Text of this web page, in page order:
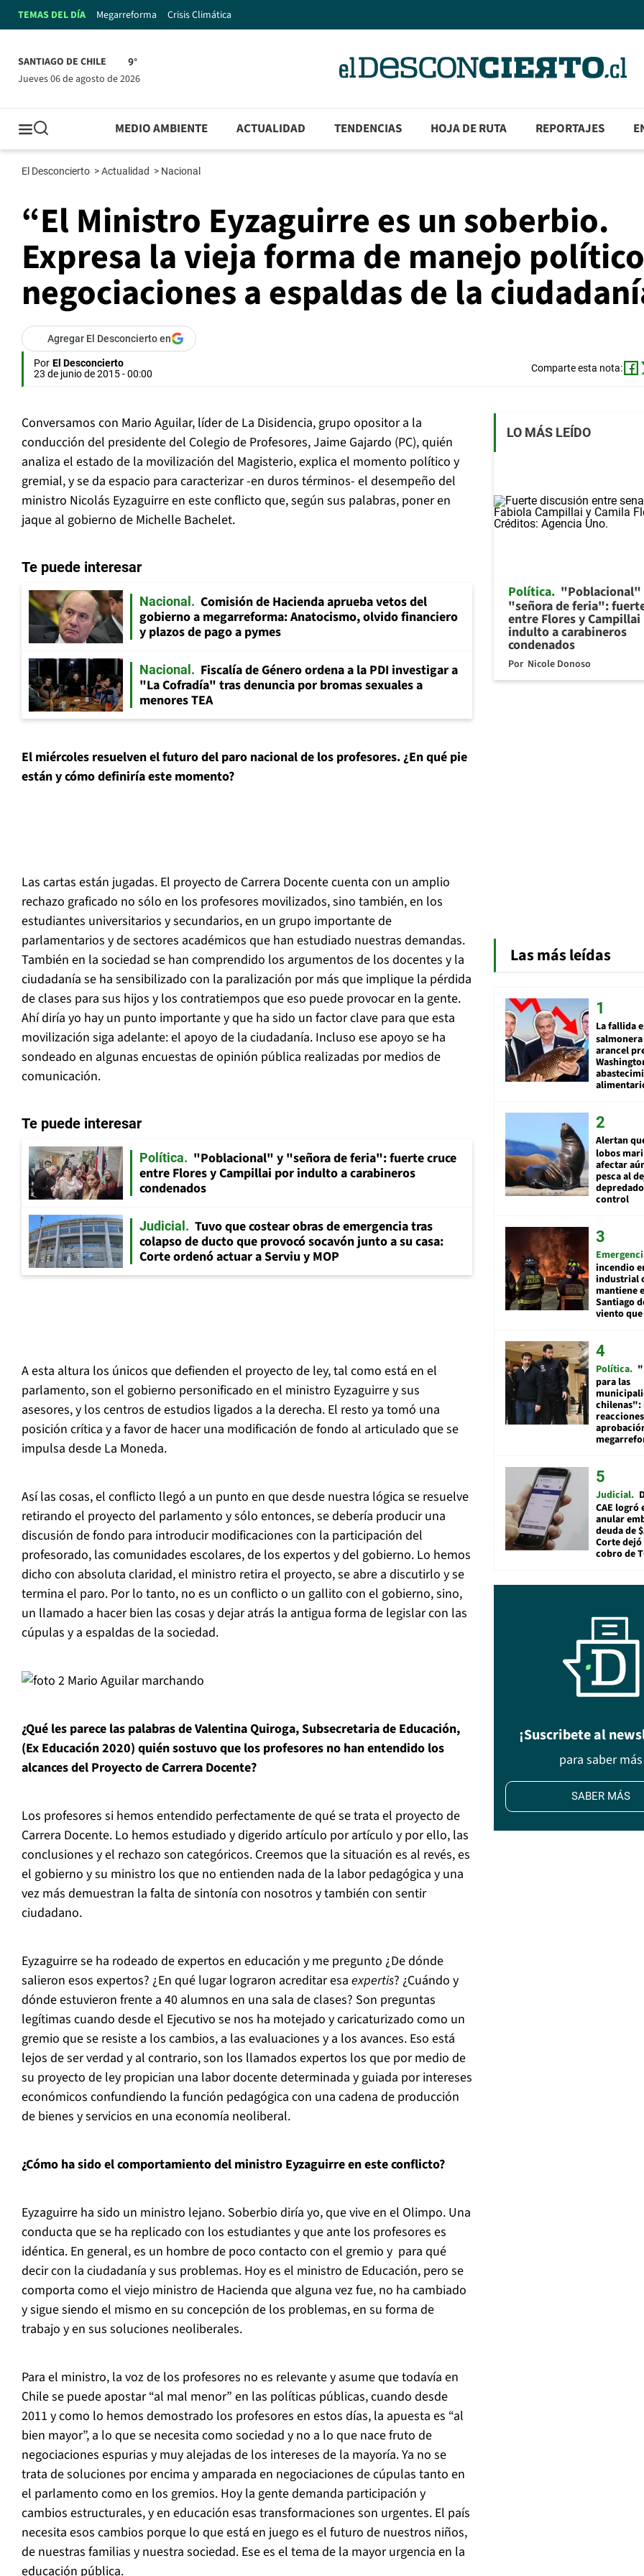
TEMAS DEL DÍA Megarreforma Crisis Climática
SANTIAGO DE CHILE 9°
jueves 06 de agosto de 2026
MEDIO AMBIENTE ACTUALIDAD TENDENCIAS HOJA DE RUTA REPORTAJES
El Desconcierto >Actualidad > Nacional
“El Ministro Eyzaguirre es un soberbio.
Expresa la vieja forma de manejo
negociaciones a espaldas de la
Agregar El Desconcierto en
Por El Desconcierto
23 de junio de 2015 - 00:00
Comparte esta nota:
Conversamos con Mario Aguilar, líder de La Disidencia, grupo opositor a la
conducción del presidente del Colegio de Profesores, Jaime Gajardo (PC), quién
analiza el estado de la movilización del Magisterio, explica el momento político y
gremial, y se da espacio para caracterizar -en duros términos- el desempeño del
ministro Nicolás Eyzaguirre en este conflicto que, según sus palabras, poner en
jaque al gobierno de Michelle Bachelet.
Te puede interesar
Nacional
Comisión de Hacienda aprueba vetos del
gobierno a megarreforma: Anatocismo, olvido financiero
y plazos de pago a pymes
Nacional
Fiscalía de Género ordena a la PDI investigar a
"La Cofradía" tras denuncia por bromas sexuales a
menores TEA
El miércoles resuelven el futuro del paro nacional de los profesores. ¿En qué pie
están y cómo definiría este momento?
Las cartas están jugadas. El proyecto de Carrera Docente cuenta con un amplio
rechazo graficado no sólo en los profesores movilizados, sino también, en los
estudiantes universitarios y secundarios, en un grupo importante de
parlamentarios y de sectores académicos que han estudiado nuestras demandas.
También en la sociedad se han comprendido los argumentos de los docentes y la
ciudadanía se ha sensibilizado con la paralización por más que implique la pérdida
de clases para sus hijos y los contratiempos que eso puede provocar en la gente.
Ahí diría yo hay un punto importante y que ha sido un factor clave para que esta
movilización siga adelante: el apoyo de la ciudadanía. Incluso ese apoyo se ha
sondeado en algunas encuestas de opinión pública realizadas por medios de
comunicación.
Te puede interesar
Política
"Poblacional" y "señora de feria": fuerte cruce
entre Flores y Campillai por indulto a carabineros
condenados
Judicial
Tuvo que costear obras de emergencia tras
colapso de ducto que provocó socavón junto a su casa:
Corte ordenó actuar a Serviu y MOP
A esta altura los únicos que defienden el proyecto de ley, tal como está en el
parlamento, son el gobierno personificado en el ministro Eyzaguirre y sus
asesores, y los centros de estudios ligados a la derecha. El resto ya tomó una
posición crítica y a favor de hacer una modificación de fondo al articulado que se
impulsa desde La Moneda.
Así las cosas, el conflicto llegó a un punto en que desde nuestra lógica se resuelve
retirando el proyecto del parlamento y sólo entonces, se debería producir una
discusión de fondo para introducir modificaciones con la participación del
profesorado, las comunidades escolares, de los expertos y del gobierno. Lo hemos
dicho con absoluta claridad, el ministro retira el proyecto, se abre a discutirlo y se
termina el paro. Por lo tanto, no es un conflicto o un gallito con el gobierno, sino,
un llamado a hacer bien las cosas y dejar atrás la antigua forma de legislar con las
cúpulas y a espaldas de la sociedad.
¿Qué les parece las palabras de Valentina Quiroga, Subsecretaria de Educación,
(Ex Educación 2020) quién sostuvo que los profesores no han entendido los
alcances del Proyecto de Carrera Docente?
Los profesores si hemos entendido perfectamente de qué se trata el proyecto de
Carrera Docente. Lo hemos estudiado y digerido artículo por artículo y por ello, las
conclusiones y el rechazo son categóricos. Creemos que la situación es al revés, es
el gobierno y su ministro los que no entienden nada de la labor pedagógica y una
vez más demuestran la falta de sintonía con nosotros y también con sentir
ciudadano.
Eyzaguirre se ha rodeado de expertos en educación y me pregunto ¿De dónde
salieron esos expertos? ¿En qué lugar lograron acreditar esa expertis? ¿Cuándo y
dónde estuvieron frente a 40 alumnos en una sala de clases? Son preguntas
legítimas cuando desde el Ejecutivo se nos ha motejado y caricaturizado como un
gremio que se resiste a los cambios, a las evaluaciones y a los avances. Eso está
lejos de ser verdad y al contrario, son los llamados expertos los que por medio de
su proyecto de ley propician una labor docente determinada y guiada por intereses
económicos confundiendo la función pedagógica con una cadena de producción
de bienes y servicios en una economía neoliberal.
¿Cómo ha sido el comportamiento del ministro Eyzaguirre en este conflicto?
Eyzaguirre ha sido un ministro lejano. Soberbio diría yo, que vive en el Olimpo. Una
conducta que se ha replicado con los estudiantes y que ante los profesores es
idéntica. En general, es un hombre de poco contacto con el gremio y para qué
decir con la ciudadanía y sus problemas. Hoy es el ministro de Educación, pero se
comporta como el viejo ministro de Hacienda que alguna vez fue, no ha cambiado
y sigue siendo el mismo en su concepción de los problemas, en su forma de
trabajo y en sus soluciones neoliberales.
Para el ministro, la voz de los profesores no es relevante y asume que todavía en
Chile se puede apostar “al mal menor” en las políticas públicas, cuando desde
2011 y como lo hemos demostrado los profesores en estos días, la apuesta es “al
bien mayor”, a lo que se necesita como sociedad y no a lo que nace fruto de
negociaciones espurias y muy alejadas de los intereses de la mayoría. Ya no se
trata de soluciones por encima y amparada en negociaciones de cúpulas tanto en
el parlamento como en los gremios. Hoy la gente demanda participación y
cambios estructurales, y en educación esas transformaciones son urgentes. El país
necesita esos cambios porque lo que está en juego es el futuro de nuestros niños,
de nuestras familias y nuestra sociedad. Ese es el tema de la mayor urgencia en la
educación pública.
LO MÁS LEÍDO
Política "Poblacional"
"señora de feria":
entre Flores y
indulto a carabineros
condenados
Por Nicole Donoso
Las más leídas
La fallida
arancel
Alertan
lobos
afectar
pesca al
control
incendio
industrial
mantiene
Santiago
viento que
Política
para las
chilenas":
Judicial
CAE logró
anular
deuda de
Corte
cobro de
¡Suscribete al
para saber más
SABER MÁS